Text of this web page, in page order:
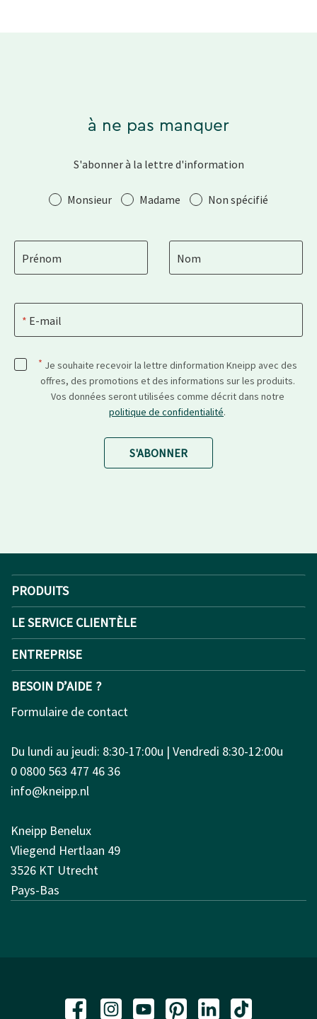
à ne pas manquer
S'abonner à la lettre d'information
SalutationMonsieur Madame Non spécifié
Prénom Nom
E-mail
* Je souhaite recevoir la lettre dinformation Kneipp avec des
offres, des promotions et des informations sur les produits.
Vos données seront utilisées comme décrit dans notre
politique de confidentialité.
S'ABONNER
PRODUITS
LE SERVICE CLIENTÈLE
ENTREPRISE
BESOIN D’AIDE ?
Formulaire de contact
Du lundi au jeudi: 8:30-17:00u | Vendredi 8:30-12:00u
0 0800 563 477 46 36
info@kneipp.nl
Kneipp Benelux
Vliegend Hertlaan 49
3526 KT Utrecht
Pays-Bas